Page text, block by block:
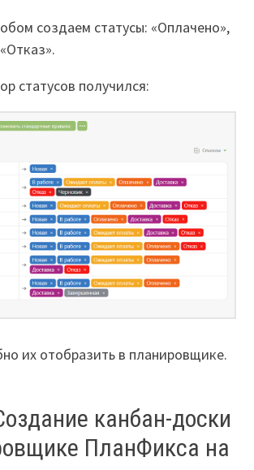
создаем статусы: «Оплачено»,
статусов получился:
их отобразить в планировщике.
канбан-доски
ПланФикса на